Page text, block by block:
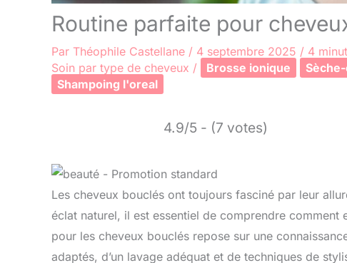
Routine parfaite pour
Par Théophile Castellane / 4 septembre 2025 / 4
Soin par type de cheveux / Brosse ionique
Shampoing l'oreal
4.9/5 - (7 votes)
Les cheveux bouclés ont toujours fasciné par leur
éclat naturel, il est essentiel de comprendre
pour les cheveux bouclés repose sur une
adaptés, d’un lavage adéquat et de techniques de